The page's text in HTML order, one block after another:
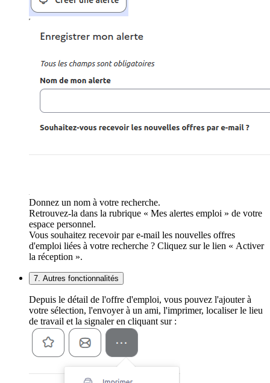
Donnez un nom à votre recherche.
Retrouvez-la dans la rubrique « Mes alertes emploi » de votre
espace personnel.
Vous souhaitez recevoir par e-mail les nouvelles offres
d'emploi liées à votre recherche ? Cliquez sur le lien « Activer
la réception ».
7. Autres fonctionnalités
Depuis le détail de l'offre d'emploi, vous pouvez l'ajouter à
votre sélection, l'envoyer à un ami, l'imprimer, localiser le lieu
de travail et la signaler en cliquant sur :